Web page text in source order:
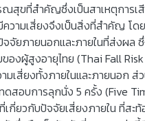
สุขที่สำคัญซึ่งเป็นสาเหตุการเ
วามเสี่ยงจึงเป็นสิ่งที่สำคัญ โด
จัยภายนอกและภายในที่ส่งผล
องผู้สูงอายุไทย (Thai Fall
มเสี่ยงทั้งภายในและภายนอก ส่
ดสอบการลุกนั่ง 5 ครั้ง (Five
ที่เกี่ยวกับปัจจัยเสี่ยงภายใน ที่สะ